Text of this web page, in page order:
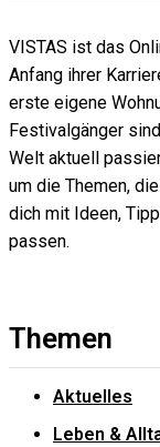
VISTAS ist das
Anfang ihrer
erste eigene
Festivalgänger
Welt aktuell
um die Themen,
dich mit Ideen,
passen.
Themen
Aktuelles
Leben &